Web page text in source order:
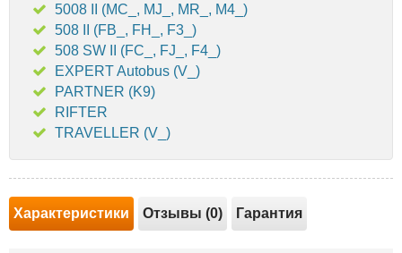
5008 II (MC_, MJ_, MR_, M4_)
508 II (FB_, FH_, F3_)
508 SW II (FC_, FJ_, F4_)
EXPERT Autobus (V_)
PARTNER (K9)
RIFTER
TRAVELLER (V_)
Характеристики Отзывы (0) Гарантия